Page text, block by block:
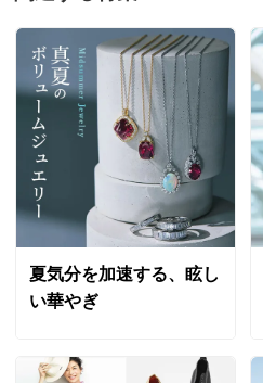
夏気分を加速する、眩し
い華やぎ